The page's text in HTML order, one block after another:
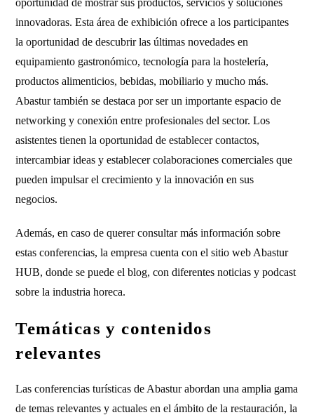
oportunidad de mostrar sus productos, servicios y soluciones
innovadoras. Esta área de exhibición ofrece a los participantes
la oportunidad de descubrir las últimas novedades en
equipamiento gastronómico, tecnología para la hostelería,
productos alimenticios, bebidas, mobiliario y mucho más.
Abastur también se destaca por ser un importante espacio de
networking y conexión entre profesionales del sector. Los
asistentes tienen la oportunidad de establecer contactos,
intercambiar ideas y establecer colaboraciones comerciales que
pueden impulsar el crecimiento y la innovación en sus
negocios.
Además, en caso de querer consultar más información sobre
estas conferencias, la empresa cuenta con el sitio web Abastur
HUB, donde se puede el blog, con diferentes noticias y podcast
sobre la industria horeca.
Temáticas y contenidos
relevantes
Las conferencias turísticas de Abastur abordan una amplia gama
de temas relevantes y actuales en el ámbito de la restauración, la